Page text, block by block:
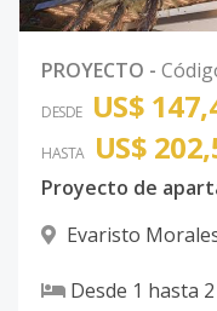
PROYECTO -
DESDE US$
HASTA US$
Proyecto de
Evaristo
Desde 1 hasta 2